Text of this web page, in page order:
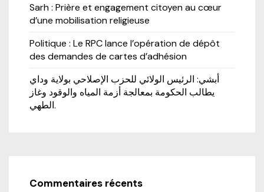
Sarh : Prière et engagement citoyen au cœur
d’une mobilisation religieuse
Politique : Le RPC lance l’opération de dépôt
des demandes de cartes d’adhésion
أبشي: الرئيس الولائي للحزب الإصلاحي بولاية وداي
يطالب الحكومة بمعالجة أزمة المياه والوقود وغاز
الطهي.
Commentaires récents